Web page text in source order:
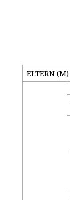
ELTERN (M)